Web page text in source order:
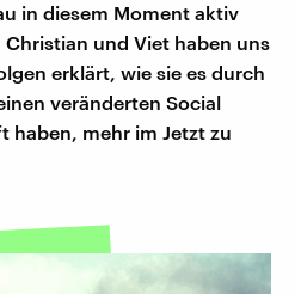
in diesem Moment aktiv
und Viet haben uns
erklärt, wie sie es durch
veränderten Social
haben, mehr im Jetzt zu